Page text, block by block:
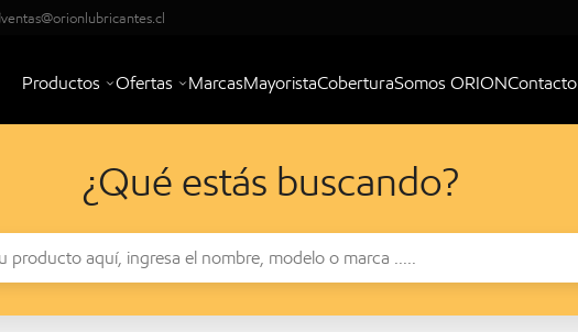
ventas@orionlubricantes.cl
Productos Ofertas MarcasMayoristaCoberturaSomos ORIONContacto
¿Qué estás buscando?